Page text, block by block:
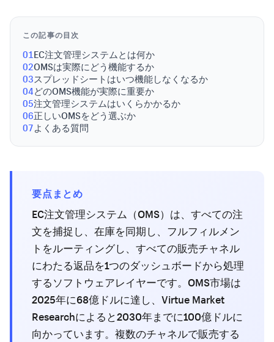
この記事の目次
01EC注文管理システムとは何か
02OMSは実際にどう機能するか
03スプレッドシートはいつ機能しなくなるか
04どのOMS機能が実際に重要か
05注文管理システムはいくらかかるか
06正しいOMSをどう選ぶか
07よくある質問
要点まとめ
EC注文管理システム（OMS）は、すべての注
文を捕捉し、在庫を同期し、フルフィルメン
トをルーティングし、すべての販売チャネル
にわたる返品を1つのダッシュボードから処理
するソフトウェアレイヤーです。OMS市場は
2025年に68億ドルに達し、Virtue Market
Researchによると2030年までに100億ドルに
向かっています。複数のチャネルで販売する